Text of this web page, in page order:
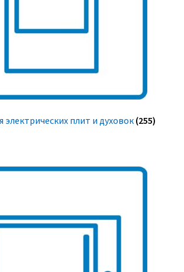
электрических плит и духовок (255)